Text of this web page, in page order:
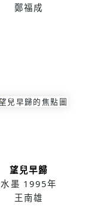
鄭福成
望兒早歸
水墨 1995年
王南雄